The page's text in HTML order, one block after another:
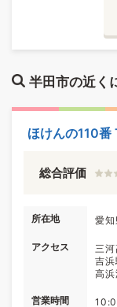
半田市の近く
ほけんの110番
総合評価
所在地 愛
アクセス
三
吉
高
営業時間